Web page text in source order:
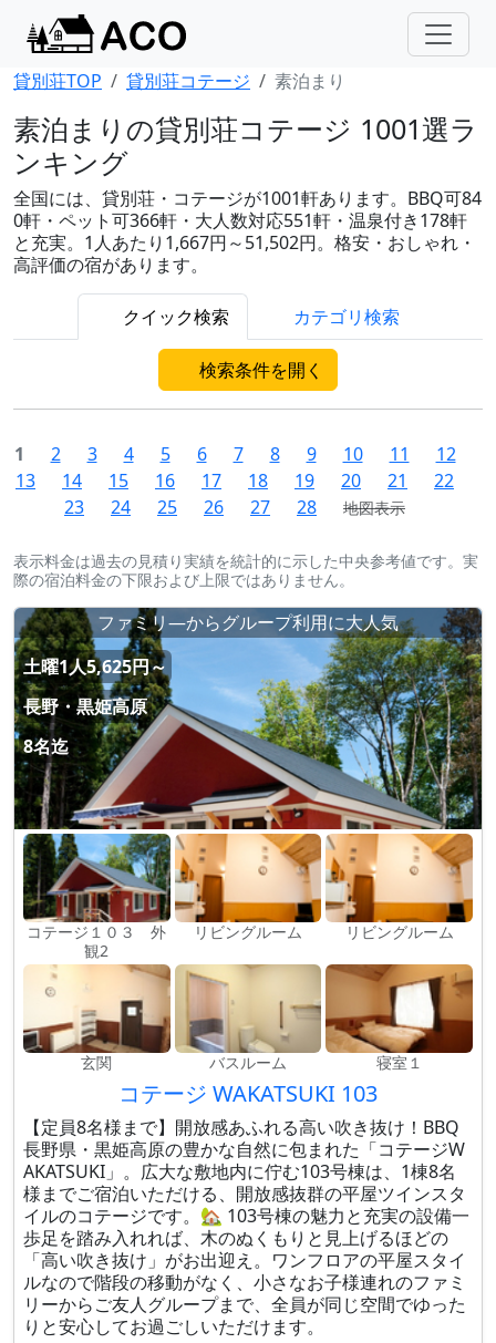
貸別荘TOP 貸別荘コテージ 素泊まり
素泊まりの貸別荘コテージ 1001選ラ
ンキング
全国には、貸別荘・コテージが1001軒あります。BBQ可84
0軒・ペット可366軒・大人数対応551軒・温泉付き178軒
と充実。1人あたり1,667円～51,502円。格安・おしゃれ・
高評価の宿があります。
クイック検索 カテゴリ検索
検索条件を開く
1 2 3 4 5 6 7 8 9 10 11
12
13
14 15 16 17 18 19 20 21
22
23
24 25 26 27 28 地図表示
表示料金は過去の見積り実績を統計的に示した中央参考値です。実
際の宿泊料金の下限および上限ではありません。
ファミリ―からグループ利用に大人気
土曜1人5,625円～
長野・黒姫高原
8名迄
コテージ１０３ 外
観2
リビングルーム リビングルーム
玄関 バスルーム 寝室１
コテージ WAKATSUKI 103
【定員8名様まで】開放感あふれる高い吹き抜け！BBQ
長野県・黒姫高原の豊かな自然に包まれた「コテージW
AKATSUKI」。広大な敷地内に佇む103号棟は、1棟8名
様までご宿泊いただける、開放感抜群の平屋ツインスタ
イルのコテージです。🏡 103号棟の魅力と充実の設備一
歩足を踏み入れれば、木のぬくもりと見上げるほどの
「高い吹き抜け」がお出迎え。ワンフロアの平屋スタイ
ルなので階段の移動がなく、小さなお子様連れのファミ
リーからご友人グループまで、全員が同じ空間でゆった
りと安心してお過ごしいただけます。